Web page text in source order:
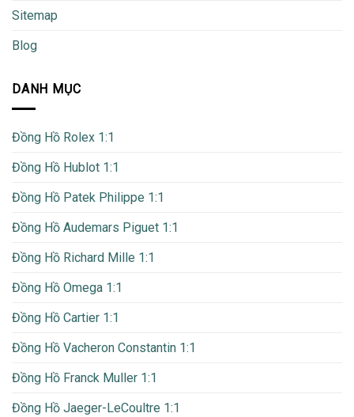
Sitemap
Blog
DANH MỤC
Đồng Hồ Rolex 1:1
Đồng Hồ Hublot 1:1
Đồng Hồ Patek Philippe 1:1
Đồng Hồ Audemars Piguet 1:1
Đồng Hồ Richard Mille 1:1
Đồng Hồ Omega 1:1
Đồng Hồ Cartier 1:1
Đồng Hồ Vacheron Constantin 1:1
Đồng Hồ Franck Muller 1:1
Đồng Hồ Jaeger-LeCoultre 1:1